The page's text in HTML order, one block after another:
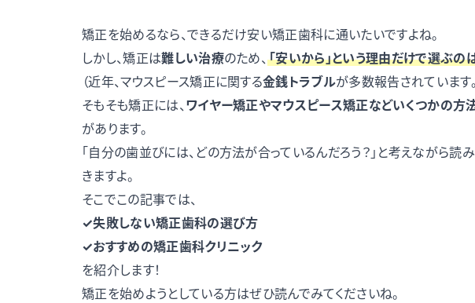
矯正を始めるなら、できるだけ安い矯正歯科に通いたいですよね。
しかし、矯正は難しい治療のため、「安いから」という理由だけで選ぶの
（近年、マウスピース矯正に関する金銭トラブルが多数報告されています。
そもそも矯正には、 ワイヤー矯正やマウスピース矯正などいくつかの方
があります。
「自分の歯並びには、どの方法が合っているんだろう？」と考えながら読
きますよ。
そこでこの記事では、
✓失敗しない矯正歯科の選び方
✓おすすめの矯正歯科クリニック
を紹介します！
矯正を始めようとしている方はぜひ読んでみてくださいね。